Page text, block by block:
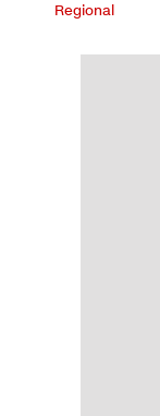
Regional